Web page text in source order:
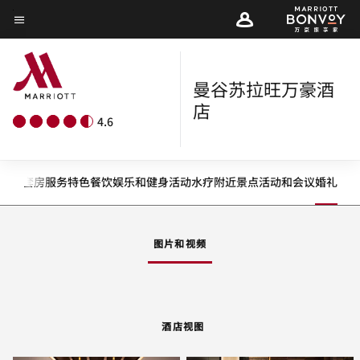
Skip
to
main
content
菜单文本
4.6
曼谷苏拉旺万豪酒
店
向左箭头
套房服务特色餐饮娱乐和健身活动水疗附近景点活动和会议婚礼
图片和视频
酒店视图